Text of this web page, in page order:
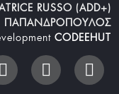
RUSSO (ADD+)
ΠΑΠΑΝΔΡΟΠΟΥΛΟΣ
CODEEHUT